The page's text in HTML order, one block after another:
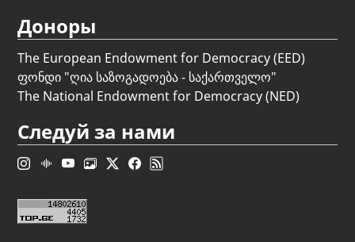
Доноры
The European Endowment for Democracy (EED)
ფონდი "ღია საზოგადოება - საქართველო"
The National Endowment for Democracy (NED)
Следуй за нами